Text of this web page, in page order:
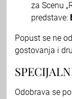
za Scenu
predstave:
Popust se ne
gostovanja i
Odobrava se